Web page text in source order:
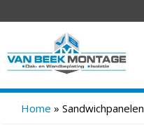
Home » Sandwichpanelen